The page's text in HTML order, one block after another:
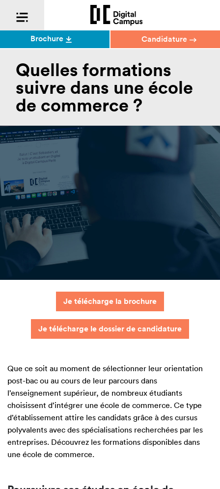
Quelles formations
suivre dans une école
de commerce ?
Je télécharge la brochure
Je télécharge le dossier de candidature
Que ce soit au moment de sélectionner leur orientation
post-bac ou au cours de leur parcours dans
l’enseignement supérieur, de nombreux étudiants
choisissent d’intégrer une école de commerce. Ce type
d’établissement attire les candidats grâce à des cursus
polyvalents avec des spécialisations recherchées par les
entreprises. Découvrez les formations disponibles dans
une école de commerce.
Brochure Candidature